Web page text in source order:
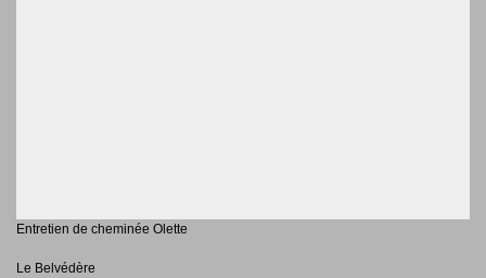
Entretien de cheminée Olette
Le Belvédère